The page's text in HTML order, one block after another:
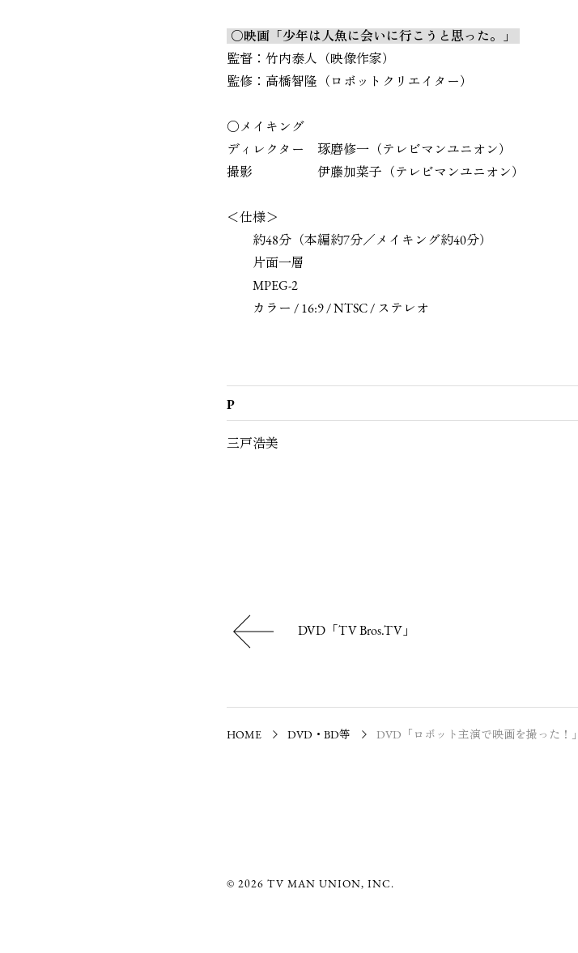
○映画「少年は人魚に会いに行こうと思った。」
監督：竹内泰人（映像作家）
監修：高橋智隆（ロボットクリエイター）
○メイキング
ディレクター 琢磨修一 （テレビマンユニオン）
撮影 伊藤加菜子 （テレビマンユニオン）
＜仕様＞
約48分（本編約7分／メイキング約40分）
片面一層
MPEG-2
カラー / 16:9 / NTSC / ステレオ
P
三戸浩美
DVD「TV Bros.TV」
HOME DVD・BD等 DVD「ロボット主演で映画を撮った！」
© 2026 TV MAN UNION, INC.